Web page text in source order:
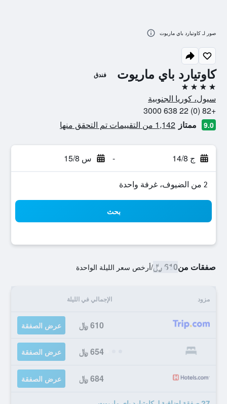
كاوتيارد باي ماريوت فندق
4 نجوم
سيول، كوريا الجنوبية
+82 (0) 22 638 3000
9.0 ممتاز 1,142 من التقييمات تم التحقق منها
ج 14/8 - س 15/8
2 من الضيوف، غرفة واحدة
بحث
صفقات من610 ﷼ /أرخص سعر الليلة الواحدة
مزود الإجمالي في الليلة
610 ﷼ عرض الصفقة
654 ﷼ عرض الصفقة
684 ﷼ عرض الصفقة
صور لـ كاوتيارد باي ماريوت